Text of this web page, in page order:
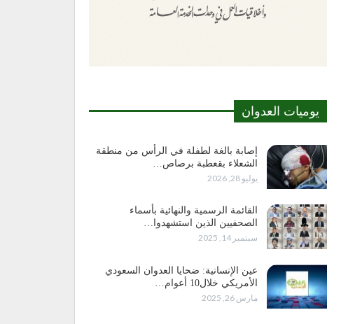
يوميات العدوان
إصابة بالغة لطفلة في الرأس من منطقة
الشعلاء بقعطبة برصاص…
يوليو 28, 2026
القائمة الرسمية والنهائية بأسماء
الصحفيين الذين استشهدوا…
سبتمبر 14, 2025
عين الإنسانية: ضحايا العدوان السعودي
الأمريكي خلال10 أعوام…
مارس 26, 2025